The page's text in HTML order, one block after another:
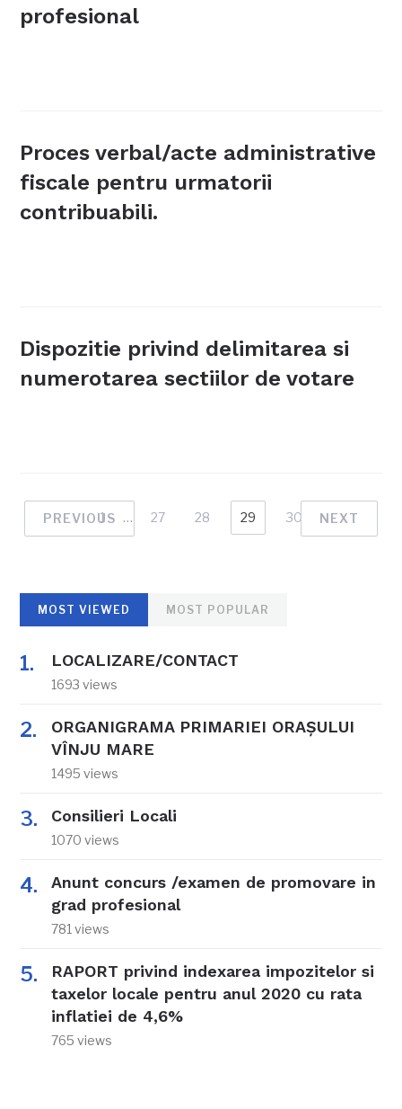
profesional
Proces verbal/acte administrative
fiscale pentru urmatorii
contribuabili.
Dispozitie privind delimitarea si
numerotarea sectiilor de votare
PREVIOUS
1 … 27 28 29 30 NEXT
MOST VIEWED MOST POPULAR
LOCALIZARE/CONTACT
1693 views
ORGANIGRAMA PRIMARIEI ORAŞULUI
VÎNJU MARE
1495 views
Consilieri Locali
1070 views
Anunt concurs /examen de promovare in
grad profesional
781 views
RAPORT privind indexarea impozitelor si
taxelor locale pentru anul 2020 cu rata
inflatiei de 4,6%
765 views